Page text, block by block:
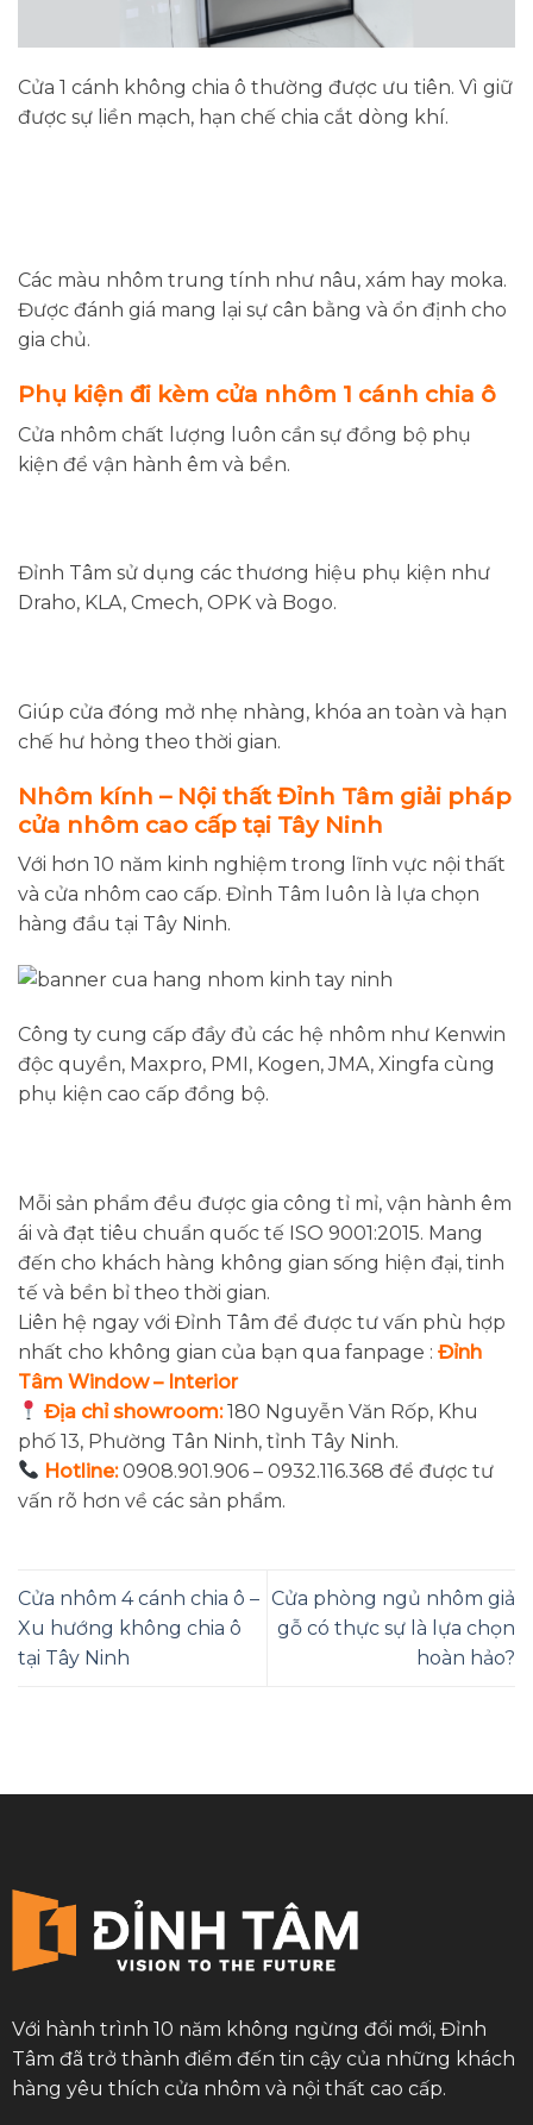
Cửa 1 cánh không chia ô thường được ưu tiên. Vì giữ
được sự liền mạch, hạn chế chia cắt dòng khí.
Các màu nhôm trung tính như nâu, xám hay moka.
Được đánh giá mang lại sự cân bằng và ổn định cho
gia chủ.
Phụ kiện đi kèm cửa nhôm 1 cánh chia ô
Cửa nhôm chất lượng luôn cần sự đồng bộ phụ
kiện để vận hành êm và bền.
Đỉnh Tâm sử dụng các thương hiệu phụ kiện như
Draho, KLA, Cmech, OPK và Bogo.
Giúp cửa đóng mở nhẹ nhàng, khóa an toàn và hạn
chế hư hỏng theo thời gian.
Nhôm kính – Nội thất Đỉnh Tâm giải pháp
cửa nhôm cao cấp tại Tây Ninh
Với hơn 10 năm kinh nghiệm trong lĩnh vực nội thất
và cửa nhôm cao cấp. Đỉnh Tâm luôn là lựa chọn
hàng đầu tại Tây Ninh.
Công ty cung cấp đầy đủ các hệ nhôm như Kenwin
độc quyền, Maxpro, PMI, Kogen, JMA, Xingfa cùng
phụ kiện cao cấp đồng bộ.
Mỗi sản phẩm đều được gia công tỉ mỉ, vận hành êm
ái và đạt tiêu chuẩn quốc tế ISO 9001:2015. Mang
đến cho khách hàng không gian sống hiện đại, tinh
tế và bền bỉ theo thời gian.
Liên hệ ngay với Đỉnh Tâm để được tư vấn phù hợp
nhất cho không gian của bạn qua fanpage : Đỉnh
Tâm Window – Interior
Địa chỉ showroom:180 Nguyễn Văn Rốp, Khu
phố 13, Phường Tân Ninh, tỉnh Tây Ninh.
Hotline: 0908.901.906 – 0932.116.368 để được tư
vấn rõ hơn về các sản phẩm.
Cửa nhôm 4 cánh chia ô –
Xu hướng không chia ô
tại Tây Ninh
Cửa phòng ngủ nhôm giả
gỗ có thực sự là lựa chọn
hoàn hảo?
Với hành trình 10 năm không ngừng đổi mới, Đỉnh
Tâm đã trở thành điểm đến tin cậy của những khách
hàng yêu thích cửa nhôm và nội thất cao cấp.